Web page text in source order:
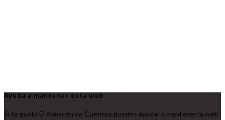
Ayuda a mantener esta web
Si te gusta El Almacén de Cuentos puedes ayudar a mantener la web